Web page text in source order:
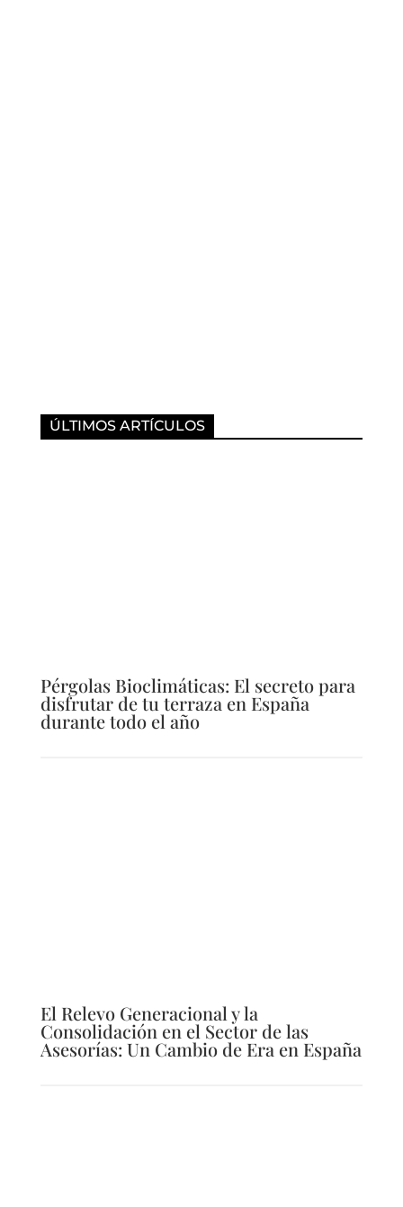
ÚLTIMOS ARTÍCULOS
Pérgolas Bioclimáticas: El secreto para
disfrutar de tu terraza en España
durante todo el año
El Relevo Generacional y la
Consolidación en el Sector de las
Asesorías: Un Cambio de Era en España